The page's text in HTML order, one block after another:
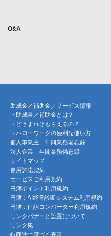
Q&A
助成金／補助金／サービス情報
・助成金／補助金とは？
・どうすればもらえるの？
・ハローワークの便利な使い方
個人事業主 年間業務備忘録
法人企業 年間業務備忘録
サイトマップ
使用許諾契約
サービスご利用規約
円簿ポイント利用規約
円簿：AI経営診断システム利用規約
円簿：仕訳コンバーター利用規約
リンクバナーと設置について
リンク集
特商法に基づく表示